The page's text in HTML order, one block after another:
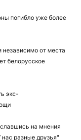
погибло уже более
независимо от места
белорусское
экс-
на мнения
разные друзья"